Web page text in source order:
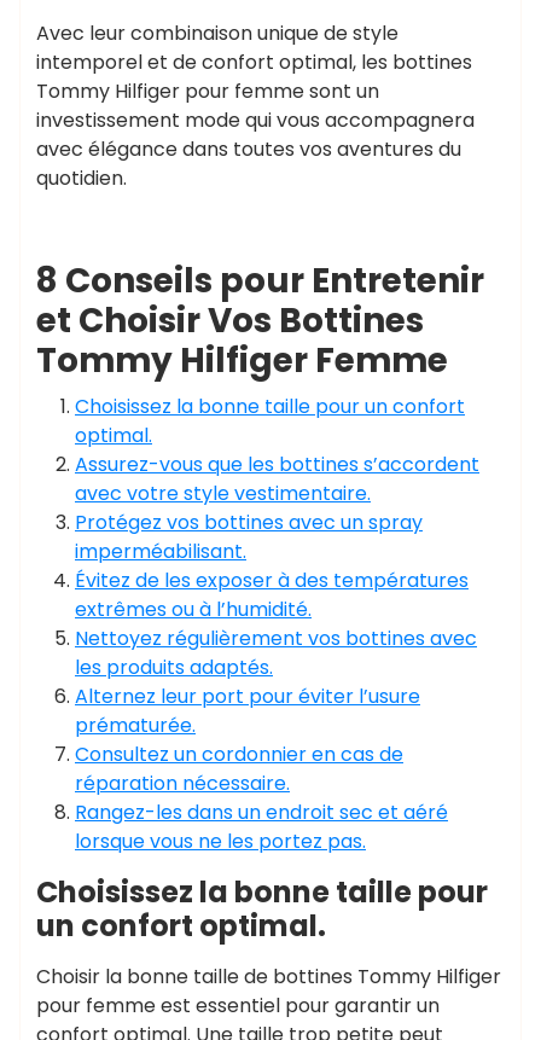
Avec leur combinaison unique de style
intemporel et de confort optimal, les bottines
Tommy Hilfiger pour femme sont un
investissement mode qui vous accompagnera
avec élégance dans toutes vos aventures du
quotidien.
8 Conseils pour Entretenir
et Choisir Vos Bottines
Tommy Hilfiger Femme
Choisissez la bonne taille pour un confort
optimal.
Assurez-vous que les bottines s’accordent
avec votre style vestimentaire.
Protégez vos bottines avec un spray
imperméabilisant.
Évitez de les exposer à des températures
extrêmes ou à l’humidité.
Nettoyez régulièrement vos bottines avec
les produits adaptés.
Alternez leur port pour éviter l’usure
prématurée.
Consultez un cordonnier en cas de
réparation nécessaire.
Rangez-les dans un endroit sec et aéré
lorsque vous ne les portez pas.
Choisissez la bonne taille pour
un confort optimal.
Choisir la bonne taille de bottines Tommy Hilfiger
pour femme est essentiel pour garantir un